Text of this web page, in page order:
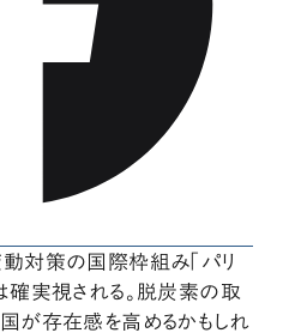
対策の国際枠組み「パリ
確実視される。脱炭素の取
が存在感を高めるかもしれ